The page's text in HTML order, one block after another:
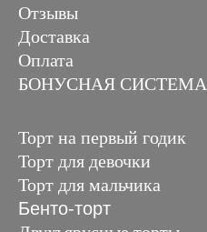
Отзывы
Доставка
Оплата
БОНУСНАЯ СИСТЕМА
Торт на первый годик
Торт для девочки
Торт для мальчика
Бенто-торт